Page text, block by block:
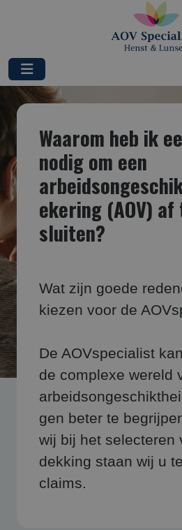
Waarom heb ik
nodig om een
ekering (AOV)
sluiten?
Wat zijn goede
kiezen voor de
De AOVspecialist
de complexe wereld
gen beter te
wij bij het selecteren
dekking staan wij u
claims.